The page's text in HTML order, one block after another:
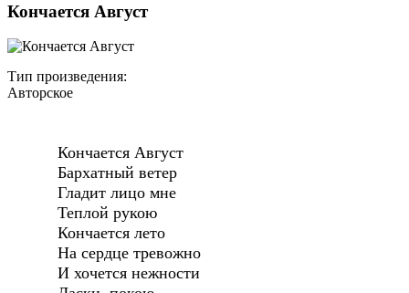
Кончается Август
Тип произведения:
Авторское
Кончается Август
Бархатный ветер
Гладит лицо мне
Теплой рукою
Кончается лето
На сердце тревожно
И хочется нежности